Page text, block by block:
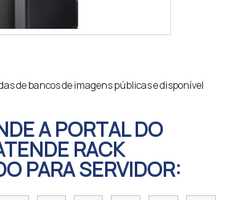
de bancos de imagens públicas e disponível
A PORTAL DO
RACK
PARA SERVIDOR: